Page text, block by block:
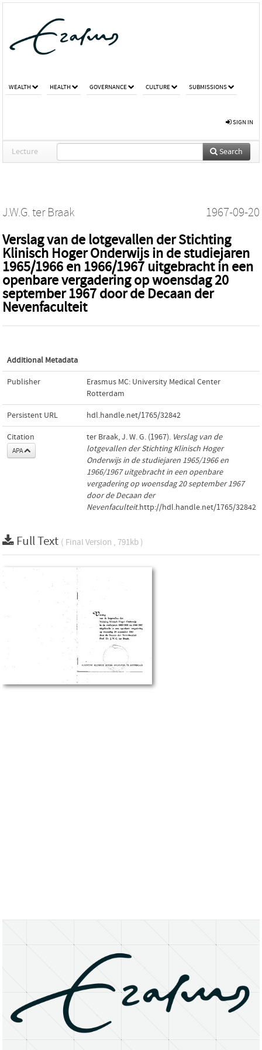
WEALTH HEALTH GOVERNANCE CULTURE SUBMISSIONS
SIGN IN
Lecture Search
J.W.G. ter Braak 1967-09-20
Verslag van de lotgevallen der Stichting
Klinisch Hoger Onderwijs in de studiejaren
1965/1966 en 1966/1967 uitgebracht in een
openbare vergadering op woensdag 20
september 1967 door de Decaan der
Nevenfaculteit
Additional Metadata
Publisher
Erasmus MC: University Medical Center
Rotterdam
Persistent URL hdl.handle.net/1765/32842
Citation
APA
ter Braak, J. W. G. (1967). Verslag van de
lotgevallen der Stichting Klinisch Hoger
Onderwijs in de studiejaren 1965/1966 en
1966/1967 uitgebracht in een openbare
vergadering op woensdag 20 september 1967
door de Decaan der
Nevenfaculteit.http://hdl.handle.net/1765/32842
Full Text ( Final Version , 791kb )